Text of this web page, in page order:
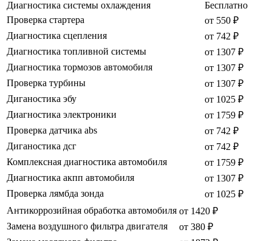
Диагностика системы охлаждения
Бесплатно
Проверка стартера
от 550 ₽
Диагностика сцепления
от 742 ₽
Диагностика топливной системы
от 1307 ₽
Диагностика тормозов автомобиля
от 1307 ₽
Проверка турбины
от 1307 ₽
Диганостика эбу
от 1025 ₽
Диагностика электроники
от 1759 ₽
Проверка датчика abs
от 742 ₽
Диганостика дсг
от 742 ₽
Комплексная диагностика автомобиля
от 1759 ₽
Диагностика акпп автомобиля
от 1307 ₽
Проверка лямбда зонда
от 1025 ₽
Антикоррозийная обработка автомобиля от 1420 ₽
Замена воздушного фильтра двигателя
от 380 ₽